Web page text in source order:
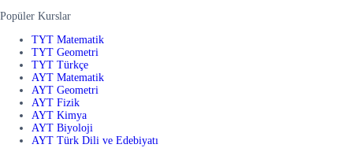
Popüler Kurslar
TYT Matematik
TYT Geometri
TYT Türkçe
AYT Matematik
AYT Geometri
AYT Fizik
AYT Kimya
AYT Biyoloji
AYT Türk Dili ve Edebiyatı